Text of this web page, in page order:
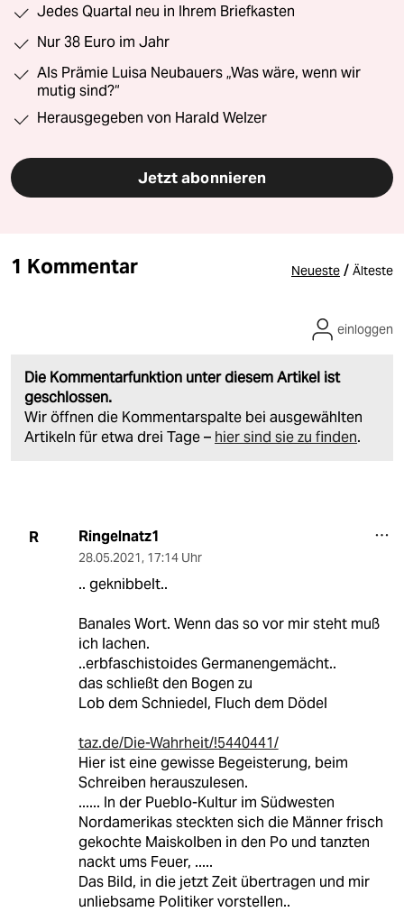
Jedes Quartal neu in Ihrem Briefkasten
Nur 38 Euro im Jahr
Als Prämie Luisa Neubauers „Was wäre, wenn wir
mutig sind?“
Herausgegeben von Harald Welzer
Jetzt abonnieren
1 Kommentar Neueste / Älteste
Die Kommentarfunktion unter diesem Artikel ist
geschlossen.
Wir öffnen die Kommentarspalte bei ausgewählten
Artikeln für etwa drei Tage – hier sind sie zu finden.
einloggen
R Ringelnatz1
28.05.2021, 17:14 Uhr
.. geknibbelt..
Banales Wort. Wenn das so vor mir steht muß
ich lachen.
..erbfaschistoides Germanengemächt..
das schließt den Bogen zu
Lob dem Schniedel, Fluch dem Dödel
taz.de/Die-Wahrheit/!5440441/
Hier ist eine gewisse Begeisterung, beim
Schreiben herauszulesen.
...... In der Pueblo-Kultur im Südwesten
Nordamerikas steckten sich die Männer frisch
gekochte Maiskolben in den Po und tanzten
nackt ums Feuer, .....
Das Bild, in die jetzt Zeit übertragen und mir
unliebsame Politiker vorstellen..